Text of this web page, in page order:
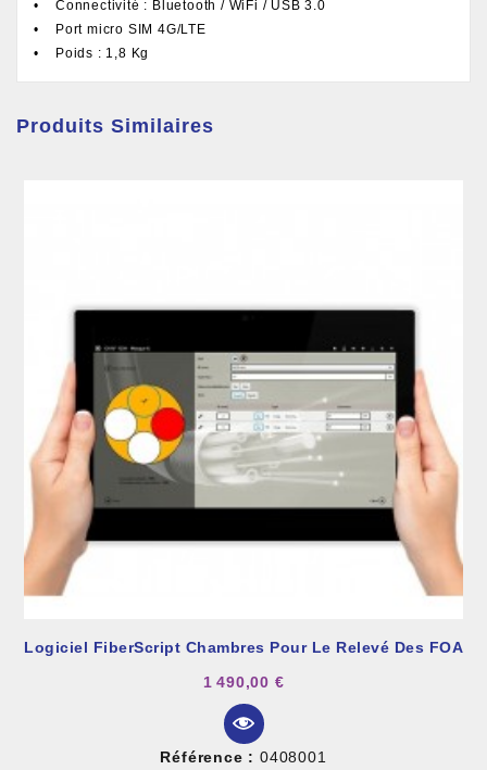
• Connectivité : Bluetooth / WiFi / USB 3.0
• Port micro SIM 4G/LTE
• Poids : 1,8 Kg
Produits Similaires
Logiciel FiberScript Chambres Pour Le Relevé Des FOA
1 490,00 €
Référence : 0408001